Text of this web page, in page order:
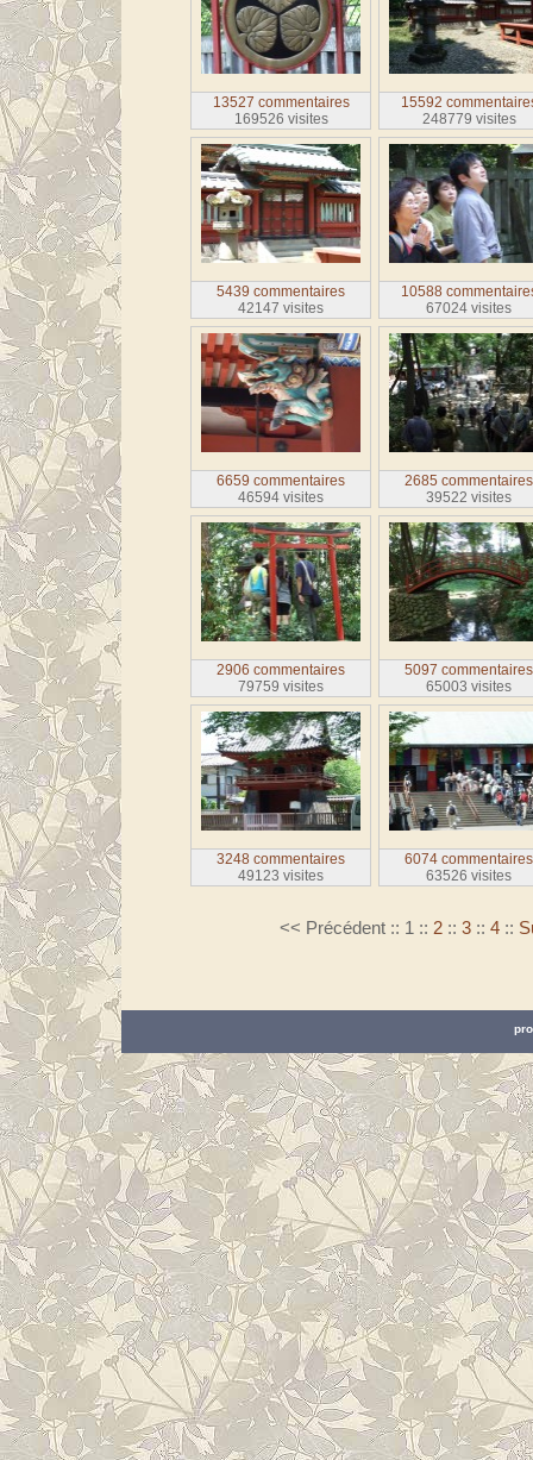
13527 commentaires
169526 visites
15592
248779 visites
5439 commentaires
42147 visites
10588
67024 visites
6659 commentaires
46594 visites
2685 commentaires
39522 visites
2906 commentaires
79759 visites
5097 commentaires
65003 visites
3248 commentaires
49123 visites
6074 commentaires
63526 visites
<< Précédent :: 1 :: 2 :: 3 :: 4 ::